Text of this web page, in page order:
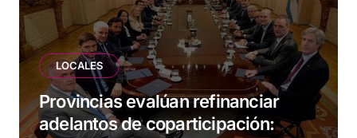
LOCALES
Provincias evalúan refinanciar
adelantos de coparticipación: